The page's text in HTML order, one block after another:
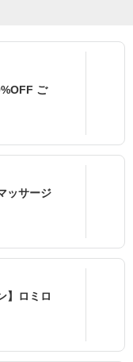
ご
ッサージ
】ロミロ